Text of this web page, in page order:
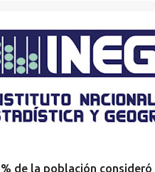
de la población consideró